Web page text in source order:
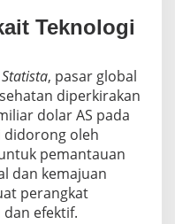
Teknologi
Statista, pasar global
diperkirakan
dolar AS pada
didorong oleh
pemantauan
dan kemajuan
perangkat
efektif.